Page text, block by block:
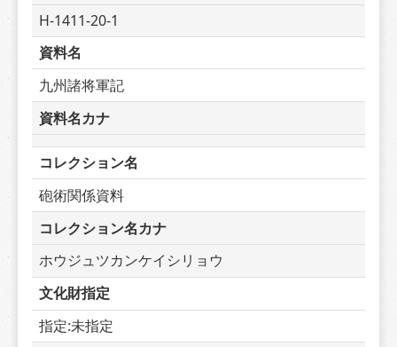
H-1411-20-1
資料名
九州諸将軍記
資料名カナ
コレクション名
砲術関係資料
コレクション名カナ
ホウジュツカンケイシリョウ
文化財指定
指定:未指定